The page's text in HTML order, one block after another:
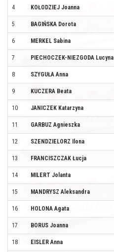
4 KOŁODZIEJ Joanna
5 BAGIŃSKA Dorota
6 MERKEL Sabina
7 PIECHOCZEK-NIEZGODA Lucyna
8 SZYGUŁA Anna
9 KUCZERA Beata
10 JANICZEK Katarzyna
11 GARBUZ Agnieszka
12 SZENDZIELORZ Ilona
13 FRANCISZCZAK Łucja
14 MILERT Jolanta
15 MANDRYSZ Aleksandra
16 HOLONA Agata
17 BORUS Joanna
18 EISLER Anna